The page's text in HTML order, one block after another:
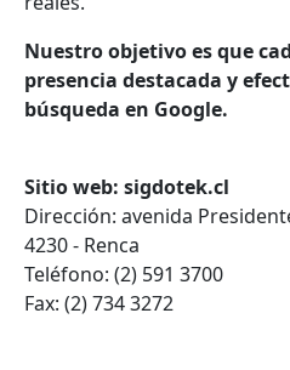
Nuestro objetivo es que
presencia destacada y
búsqueda en Google.
Sitio web: sigdotek.cl
Dirección: avenida
4230 - Renca
Teléfono: (2) 591 3700
Fax: (2) 734 3272